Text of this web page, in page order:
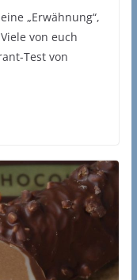
„Erwähnung“,
von euch
Test von